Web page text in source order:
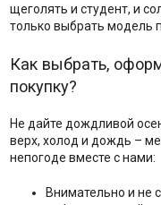
щеголять и студент, и
только выбрать модель
Как выбрать,
покупку?
Не дайте дождливой
верх, холод и дождь –
непогоде вместе с нами:
Внимательно и не